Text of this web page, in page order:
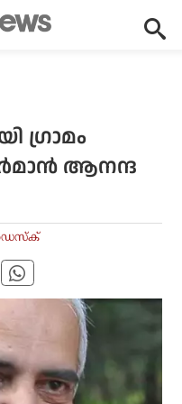
ഗ്രാമം
ആനന്ദ